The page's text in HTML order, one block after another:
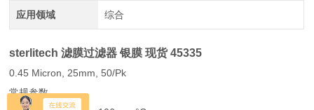
应用领域 综合
sterlitech 滤膜过滤器 银膜 现货45335
0.45 Micron, 25mm, 50/Pk
常规参数